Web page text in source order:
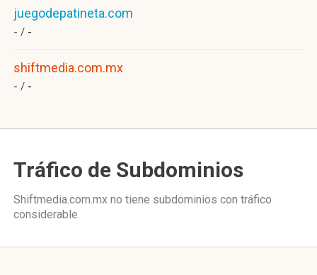
juegodepatineta.com
- / -
shiftmedia.com.mx
- / -
Tráfico de Subdominios
Shiftmedia.com.mx no tiene subdominios con tráfico
considerable.